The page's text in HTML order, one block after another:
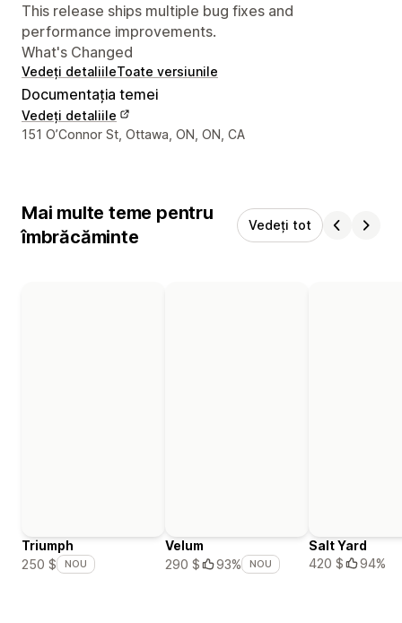
This release ships multiple bug fixes and
performance improvements.
What's Changed
Vedeți detaliileToate versiunile
Documentația temei
Vedeți detaliile
Detaliile de contact ale designerului
151 O’Connor St, Ottawa, ON, ON, CA
Mai multe teme pentru
îmbrăcăminte
Vedeți tot
Triumph
250 $
NOU
Velum
290 $
93% NOU
Salt Yard
420 $
94%